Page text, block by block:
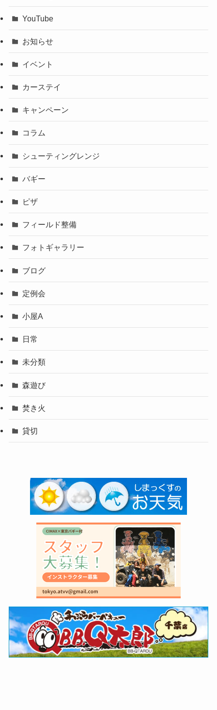
YouTube
お知らせ
イベント
カーステイ
キャンペーン
コラム
シューティングレンジ
バギー
ピザ
フィールド整備
フォトギャラリー
ブログ
定例会
小屋A
日常
未分類
森遊び
焚き火
貸切